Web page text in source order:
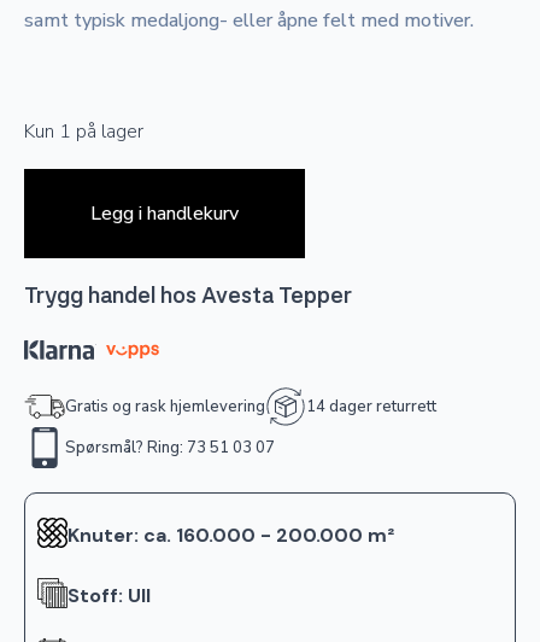
samt typisk medaljong- eller åpne felt med motiver.
Kun 1 på lager
Legg i handlekurv
Trygg handel hos Avesta Tepper
Gratis og rask hjemlevering
14 dager returrett
Spørsmål? Ring: 73 51 03 07
Knuter: ca. 160.000 - 200.000 m²
Stoff: Ull